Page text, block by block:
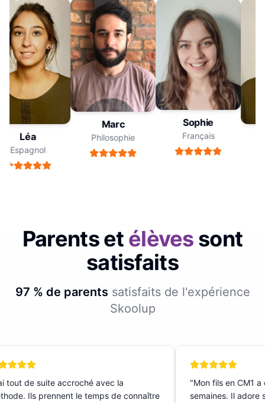
Léa
Espagnol
Marc
Philosophie
Sophie
Français
Parents et élèves sont
satisfaits
97 % de parentssatisfaits de l'expérience
Skoolup
de suite accroché avec la
Ils prennent le temps de connaître
Mon fils en CM1 a
semaines. Il adore